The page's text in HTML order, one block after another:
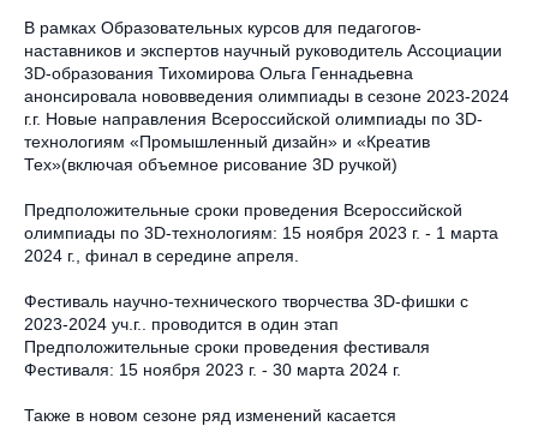
В рамках Образовательных курсов для педагогов-
наставников и экспертов научный руководитель Ассоциации
3D-образования Тихомирова Ольга Геннадьевна
анонсировала нововведения олимпиады в сезоне 2023-2024
г.г. Новые направления Всероссийской олимпиады по 3D-
технологиям «Промышленный дизайн» и «Креатив
Тех»(включая объемное рисование 3D ручкой)
Предположительные сроки проведения Всероссийской
олимпиады по 3D-технологиям: 15 ноября 2023 г. - 1 марта
2024 г., финал в середине апреля.
Фестиваль научно-технического творчества 3D-фишки с
2023-2024 уч.г.. проводится в один этап
Предположительные сроки проведения фестиваля
Фестиваля: 15 ноября 2023 г. - 30 марта 2024 г.
Также в новом сезоне ряд изменений касается